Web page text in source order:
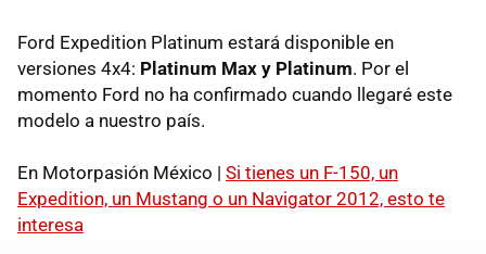
Ford Expedition Platinum estará disponible en
versiones 4x4: Platinum Max y Platinum. Por el
momento Ford no ha confirmado cuando llegaré este
modelo a nuestro país.
En Motorpasión México | Si tienes un F-150, un
Expedition, un Mustang o un Navigator 2012, esto te
interesa